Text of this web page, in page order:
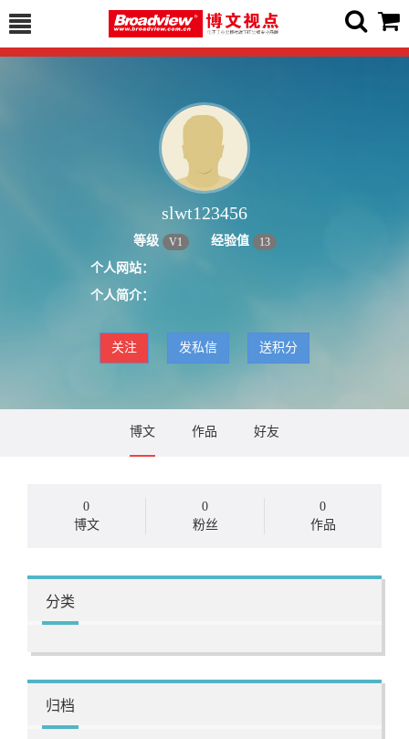
slwt123456
等级 V1 经验值 13
个人网站：
个人简介：
关注 发私信 送积分
博文 作品 好友
0
博文
0
粉丝
0
作品
分类
归档